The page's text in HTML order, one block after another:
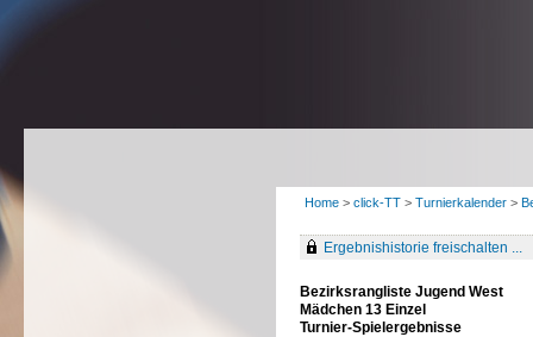
Home > click-TT > Turnierkalender >
Ergebnishistorie freischalten ...
Bezirksrangliste Jugend West
Mädchen 13 Einzel
Turnier-Spielergebnisse